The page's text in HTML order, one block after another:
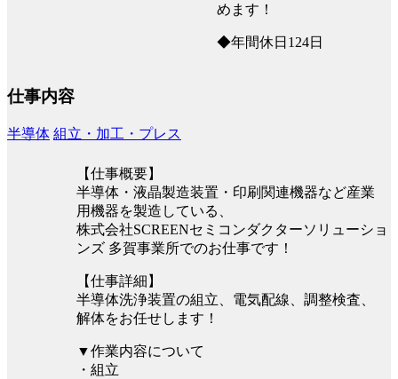
めます！
◆年間休日124日
仕事内容
半導体 組立・加工・プレス
【仕事概要】
半導体・液晶製造装置・印刷関連機器など産業
用機器を製造している、
株式会社SCREENセミコンダクターソリューショ
ンズ 多賀事業所でのお仕事です！
【仕事詳細】
半導体洗浄装置の組立、電気配線、調整検査、
解体をお任せします！
▼作業内容について
・組立